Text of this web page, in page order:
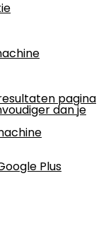
pagina
dan je
Plus